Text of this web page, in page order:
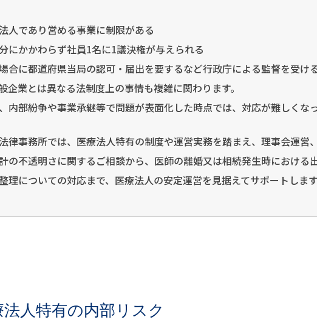
人であり営める事業に制限がある
にかかわらず社員1名に1議決権が与えられる
合に都道府県当局の認可・届出を要するなど行政庁による監督を受け
企業とは異なる法制度上の事情も複雑に関わります。
内部紛争や事業承継等で問題が表面化した時点では、対応が難しくな
律事務所では、医療法人特有の制度や運営実務を踏まえ、理事会運営
の不透明さに関するご相談から、医師の離婚又は相続発生時におけ
理についての対応まで、医療法人の安定運営を見据えてサポートします
法人特有の内部リスク